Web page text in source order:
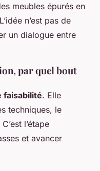
meubles épurés en
n’est pas de
un dialogue entre
par quel bout
faisabilité. Elle
techniques, le
l’étape
et avancer